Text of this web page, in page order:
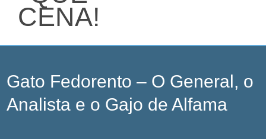
Gato Fedorento – O General, o
Analista e o Gajo de Alfama